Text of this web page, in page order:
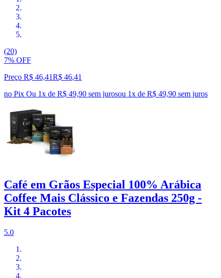
(20)
7% OFF
Preço R$ 46,41R$ 46,41
no Pix Ou 1x de R$ 49,90 sem jurosou 1x de R$ 49,90 sem juros
Café em Grãos Especial 100% Arábica
Coffee Mais Clássico e Fazendas 250g -
Kit 4 Pacotes
5.0